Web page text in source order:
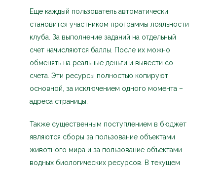
Еще каждый пользователь автоматически
становится участником программы лояльности
клуба. За выполнение заданий на отдельный
счет начисляются баллы. После их можно
обменять на реальные деньги и вывести со
счета. Эти ресурсы полностью копируют
основной, за исключением одного момента –
адреса страницы.
Также существенным поступлением в бюджет
являются сборы за пользование объектами
животного мира и за пользование объектами
водных биологических ресурсов. В текущем